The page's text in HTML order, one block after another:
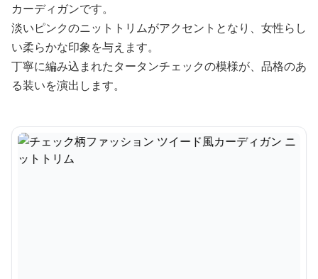
カーディガンです。
淡いピンクのニットトリムがアクセントとなり、女性らし
い柔らかな印象を与えます。
丁寧に編み込まれたタータンチェックの模様が、品格のあ
る装いを演出します。